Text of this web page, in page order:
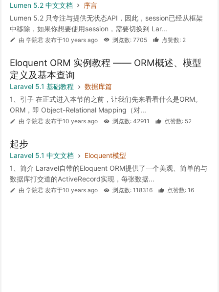
Lumen 5.2 中文文档
序言
Lumen 5.2 只专注与提供无状态API，因此，session已经从框架
中移除，如果你想要使用session，需要切换到 Lar...
由 学院君 发布于10 years ago 浏览数: 7705 点赞数: 2
Eloquent ORM 实例教程 —— ORM概述、模型
定义及基本查询
Laravel 5.1 基础教程
数据库篇
1、引子 在正式进入本节的之前，让我们先来看看什么是ORM。
ORM，即 Object-Relational Mapping（对...
由 学院君 发布于10 years ago 浏览数: 42911 点赞数: 52
起步
Laravel 5.1 中文文档
Eloquent模型
1、简介 Laravel自带的Eloquent ORM提供了一个美观、简单的与
数据库打交道的ActiveRecord实现，每张数据...
由 学院君 发布于10 years ago 浏览数: 118316 点赞数: 16